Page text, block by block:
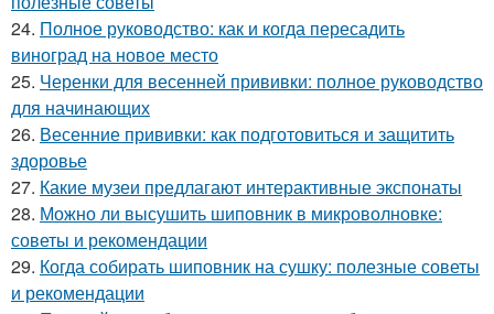
24. Полное руководство: как и когда пересадить
виноград на новое место
25. Черенки для весенней прививки: полное руководство
для начинающих
26. Весенние прививки: как подготовиться и защитить
здоровье
27. Какие музеи предлагают интерактивные экспонаты
28. Можно ли высушить шиповник в микроволновке:
советы и рекомендации
29. Когда собирать шиповник на сушку: полезные советы
и рекомендации